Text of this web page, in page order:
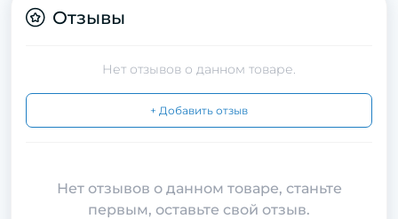
Отзывы
Нет отзывов о данном товаре.
+ Добавить отзыв
Нет отзывов о данном товаре, станьте
первым, оставьте свой отзыв.